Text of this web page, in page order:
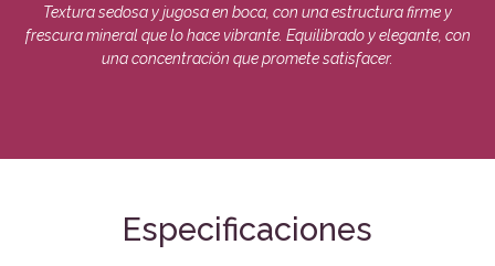
Textura sedosa y jugosa en boca, con una estructura firme y
frescura mineral que lo hace vibrante. Equilibrado y elegante, con
una concentración que promete satisfacer.
Especificaciones